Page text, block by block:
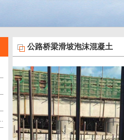
公路桥梁滑坡泡沫混凝土